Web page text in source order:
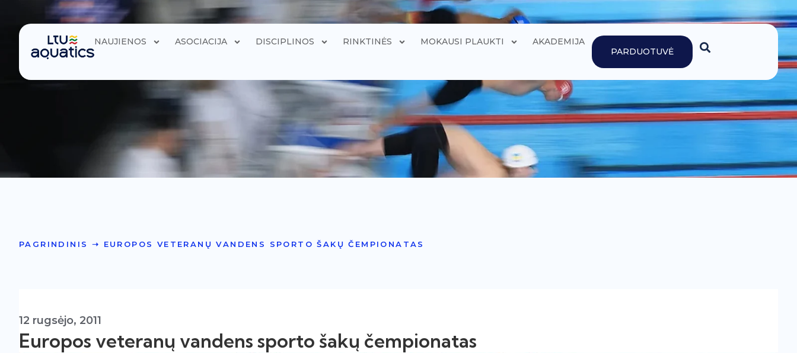
NAUJIENOS ASOCIACIJA DISCIPLINOS RINKTINĖS MOKAUSI PLAUKTI
AKADEMIJA
PARDUOTUVĖ
PAGRINDINIS ➝ EUROPOS VETERANŲ VANDENS SPORTO ŠAKŲ ČEMPIONATAS
12 rugsėjo, 2011
Europos veteranų vandens sporto šakų čempionatas